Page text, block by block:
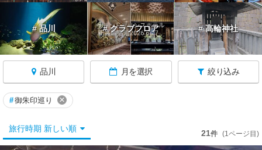
# 品川 # クラブフロア # 高輪神社
品川 月を選択 絞り込み
戻
東
京
べ
て
秋
葉
原
#御朱印巡り ×
旅行時期 新しい順 21件 (1ページ目)